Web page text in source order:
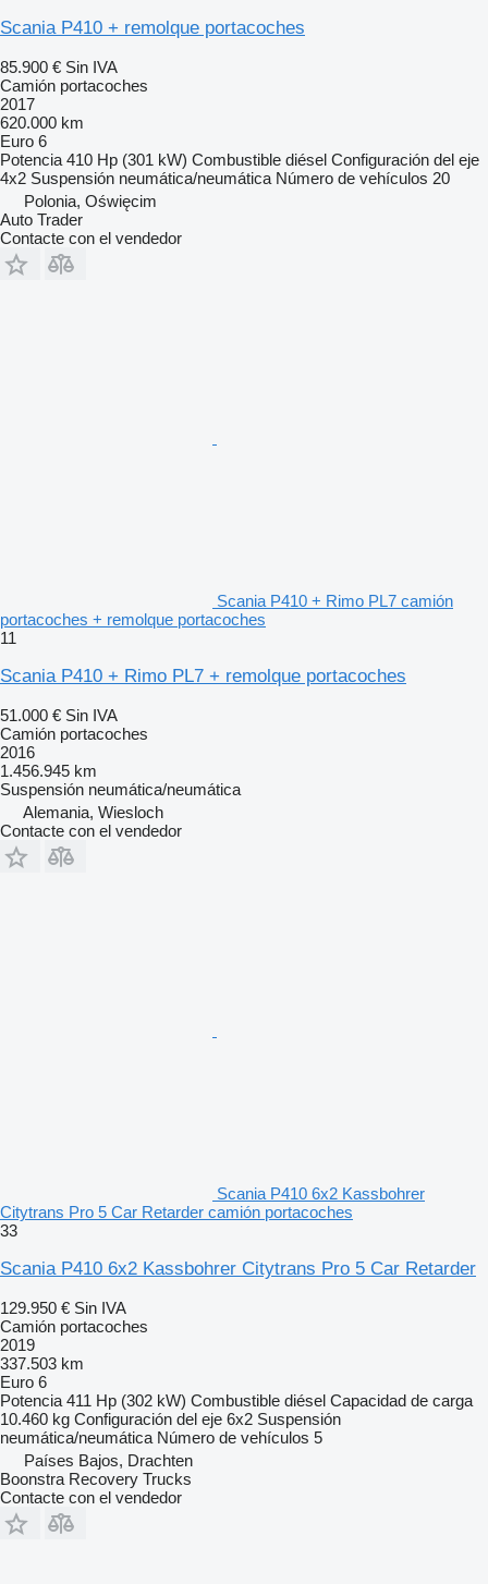
Scania P410 + remolque portacoches
85.900 € Sin IVA
Camión portacoches
2017
620.000 km
Euro 6
Potencia 410 Hp (301 kW) Combustible diésel Configuración del eje
4x2 Suspensión neumática/neumática Número de vehículos 20
Polonia, Oświęcim
Auto Trader
Contacte con el vendedor
Scania P410 + Rimo PL7 camión
portacoches + remolque portacoches
11
Scania P410 + Rimo PL7 + remolque portacoches
51.000 € Sin IVA
Camión portacoches
2016
1.456.945 km
Suspensión neumática/neumática
Alemania, Wiesloch
Contacte con el vendedor
Scania P410 6x2 Kassbohrer
Citytrans Pro 5 Car Retarder camión portacoches
33
Scania P410 6x2 Kassbohrer Citytrans Pro 5 Car Retarder
129.950 € Sin IVA
Camión portacoches
2019
337.503 km
Euro 6
Potencia 411 Hp (302 kW) Combustible diésel Capacidad de carga
10.460 kg Configuración del eje 6x2 Suspensión
neumática/neumática Número de vehículos 5
Países Bajos, Drachten
Boonstra Recovery Trucks
Contacte con el vendedor